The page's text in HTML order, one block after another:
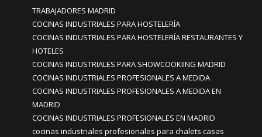
TRABAJADORES MADRID
COCINAS INDUSTRIALES PARA HOSTELERÍA
COCINAS INDUSTRIALES PARA HOSTELERÍA RESTAURANTES Y
HOTELES
COCINAS INDUSTRIALES PARA SHOWCOOKIING MADRID
COCINAS INDUSTRIALES PROFESIONALES A MEDIDA
COCINAS INDUSTRIALES PROFESIONALES A MEDIDA EN
MADRID
COCINAS INDUSTRIALES PROFESIONALES EN MADRID
cocinas industriales profesionales para chalets casas